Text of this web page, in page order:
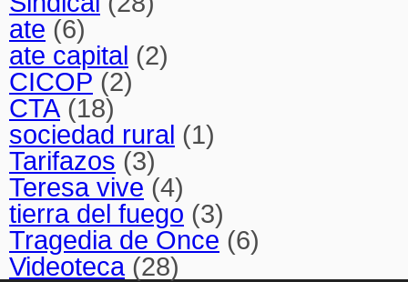
ate (6)
ate capital (2)
CICOP (2)
CTA (18)
sociedad rural (1)
Tarifazos (3)
Teresa vive (4)
tierra del fuego (3)
Tragedia de Once (6)
Videoteca(28)